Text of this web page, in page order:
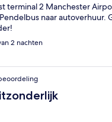
terminal 2 Manchester
naar autoverhuur.
2 nachten